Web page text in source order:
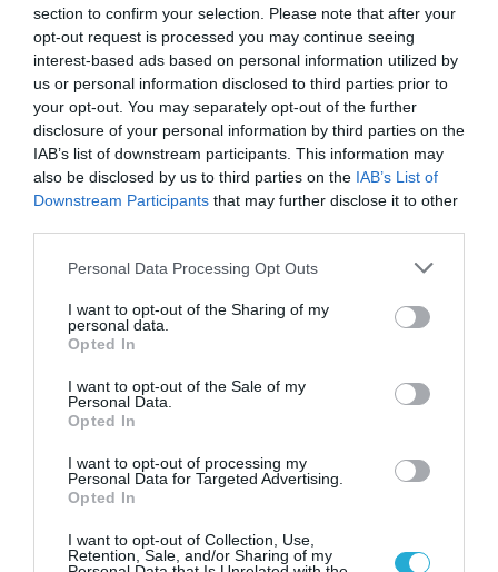
section to confirm your selection. Please note that after your
opt-out request is processed you may continue seeing
interest-based ads based on personal information utilized by
us or personal information disclosed to third parties prior to
your opt-out. You may separately opt-out of the further
disclosure of your personal information by third parties on the
IAB’s list of downstream participants. This information may
also be disclosed by us to third parties on the IAB’s List of
Downstream Participants that may further disclose it to other
Please note that this website/app uses one or more Google
not limited to your visit or usage behaviour. You may click to
grant or deny consent to Google and its third-party tags to
use your data for below specified purposes in below Google
consent section.
Personal Data Processing Opt Outs
I want to opt-out of the Sharing of my
personal data.
Opted In
I want to opt-out of the Sale of my
Personal Data.
Opted In
I want to opt-out of processing my
Personal Data for Targeted Advertising.
Opted In
I want to opt-out of Collection, Use,
Retention, Sale, and/or Sharing of my
Οι ειδικοί μίλησαν: Η Θεσσαλονίκη στο
top-5 των πόλεων με τις περισσότερες
single γυναίκες – Ποιοι οι λόγοι
07.03.2026 17:33
Anne Hathaway: Η personal trainer της
ηθοποιού αποκαλύπτει το μυστικό πίσω
από την καλλίγραμμη σιλουέτα της (vid)